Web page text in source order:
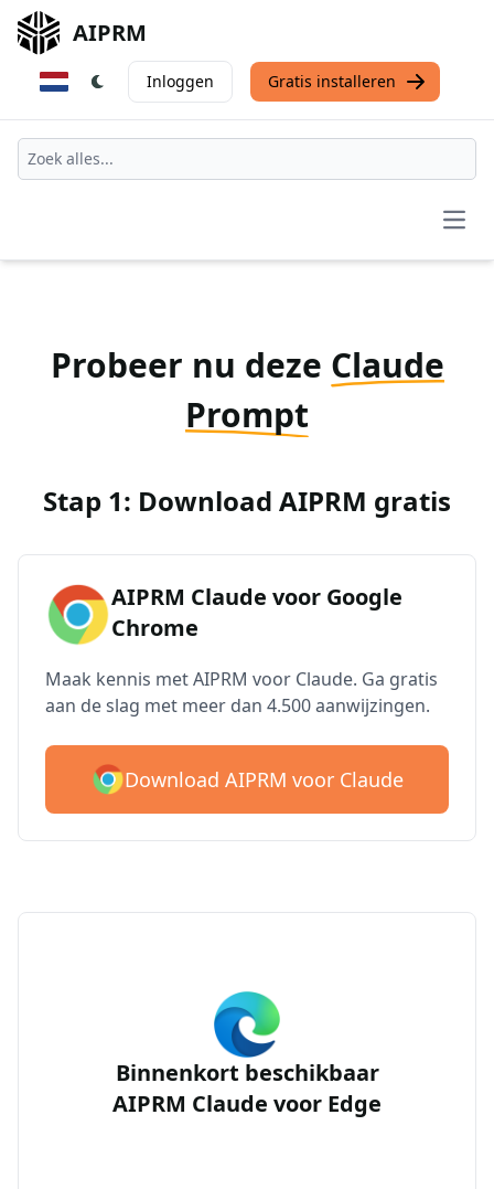
AIPRM
Inloggen Gratis installeren
Probeer nu deze Claude
Prompt
Stap 1: Download AIPRM gratis
AIPRM Claude voor Google
Chrome
Maak kennis met AIPRM voor Claude. Ga gratis
aan de slag met meer dan 4.500 aanwijzingen.
Download AIPRM voor Claude
Binnenkort beschikbaar
AIPRM Claude voor Edge